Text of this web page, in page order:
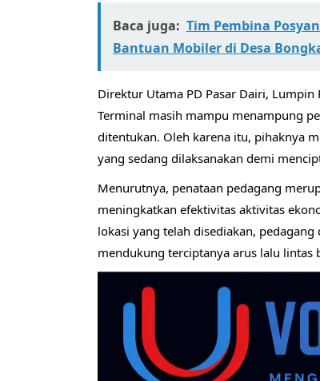
Baca juga: Tim Pembina
Bantuan Mobiler di Desa
Direktur Utama PD Pasar Dairi,
Terminal masih mampu menampung
ditentukan. Oleh karena itu, pihaknya
yang sedang dilaksanakan demi
Menurutnya, penataan pedagang
meningkatkan efektivitas aktivitas
lokasi yang telah disediakan,
mendukung terciptanya arus lalu